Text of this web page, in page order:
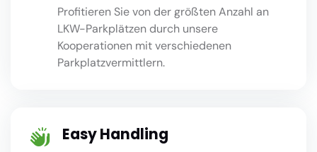
Profitieren Sie von der größten Anzahl an
LKW-Parkplätzen durch unsere
Kooperationen mit verschiedenen
Parkplatzvermittlern.
Easy Handling